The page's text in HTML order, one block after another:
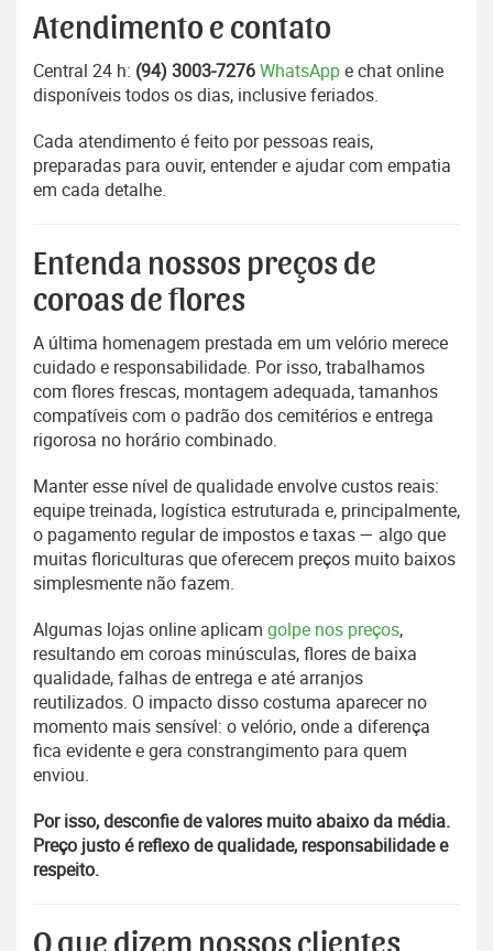
Atendimento e contato
Central 24 h: (94) 3003-7276WhatsAppe chat online
disponíveis todos os dias, inclusive feriados.
Cada atendimento é feito por pessoas reais,
preparadas para ouvir, entender e ajudar com empatia
em cada detalhe.
Entenda nossos preços de
coroas de flores
A última homenagem prestada em um velório merece
cuidado e responsabilidade. Por isso, trabalhamos
com flores frescas, montagem adequada, tamanhos
compatíveis com o padrão dos cemitérios e entrega
rigorosa no horário combinado.
Manter esse nível de qualidade envolve custos reais:
equipe treinada, logística estruturada e, principalmente,
o pagamento regular de impostos e taxas — algo que
muitas floriculturas que oferecem preços muito baixos
simplesmente não fazem.
Algumas lojas online aplicam golpe nos preços,
resultando em coroas minúsculas, flores de baixa
qualidade, falhas de entrega e até arranjos
reutilizados. O impacto disso costuma aparecer no
momento mais sensível: o velório, onde a diferença
fica evidente e gera constrangimento para quem
enviou.
Por isso, desconfie de valores muito abaixo da média.
Preço justo é reflexo de qualidade, responsabilidade e
respeito.